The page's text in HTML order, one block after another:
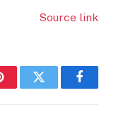
Source link
Facebook
Twitter